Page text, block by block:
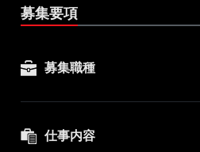
募集要項
募集職種
仕事内容